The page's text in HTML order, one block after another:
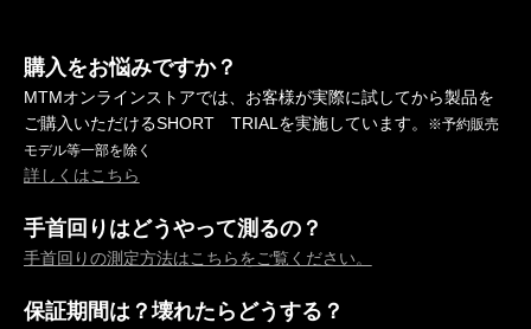
購入をお悩みですか？
MTMオンラインストアでは、お客様が実際に試してから製品を
ご購入いただけるSHORT TRIALを実施しています。
※予約販売
モデル等一部を除く
詳しくはこちら
手首回りはどうやって測るの？
手首回りの測定方法はこちらをご覧ください。
保証期間は？壊れたらどうする？